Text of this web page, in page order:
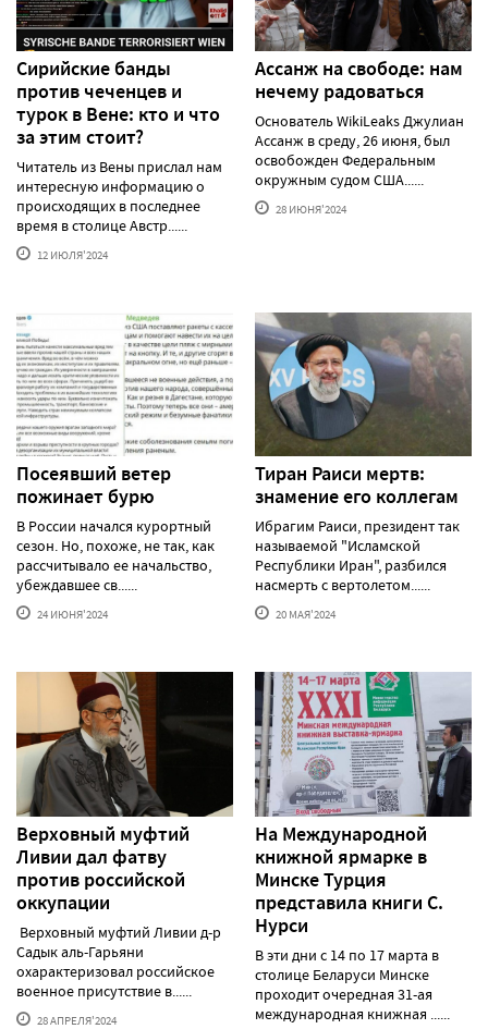
Сирийские банды
против чеченцев и
турок в Вене: кто и что
за этим стоит?
Читатель из Вены прислал нам
интересную информацию о
происходящих в последнее
время в столице Австр......
12 ИЮЛЯ'2024
Ассанж на свободе: нам
нечему радоваться
Основатель WikiLeaks Джулиан
Ассанж в среду, 26 июня, был
освобожден Федеральным
окружным судом США......
28 ИЮНЯ'2024
Посеявший ветер
пожинает бурю
В России начался курортный
сезон. Но, похоже, не так, как
рассчитывало ее начальство,
убеждавшее св......
24 ИЮНЯ'2024
Тиран Раиси мертв:
знамение его коллегам
Ибрагим Раиси, президент так
называемой "Исламской
Республики Иран", разбился
насмерть с вертолетом......
20 МАЯ'2024
Верховный муфтий
Ливии дал фатву
против российской
оккупации
Верховный муфтий Ливии д-р
Садык аль-Гарьяни
охарактеризовал российское
военное присутствие в......
28 АПРЕЛЯ'2024
На Международной
книжной ярмарке в
Минске Турция
представила книги С.
Нурси
В эти дни с 14 по 17 марта в
столице Беларуси Минске
проходит очередная 31-ая
международная книжная ......